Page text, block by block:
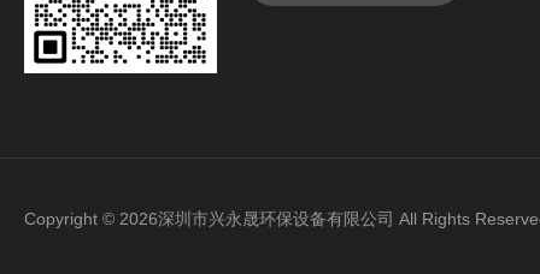
Copyright © 2026深圳市兴永晟环保设备有限公司 All Rights